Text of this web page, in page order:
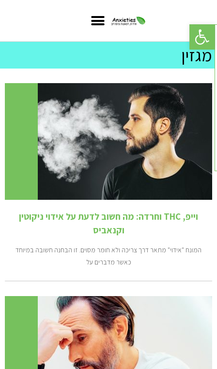
פתח סרגל נגישות
מגזין
וייפ, THC וחרדה: מה חשוב לדעת על אידוי ניקוטין
וקנאביס
המונח "אידוי" מתאר דרך צריכה ולא חומר מסוים. זו הבחנה חשובה במיוחד
כאשר מדברים על